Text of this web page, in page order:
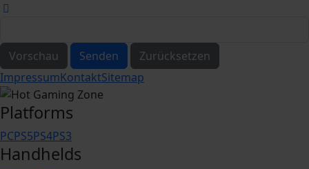
Vorschau Senden
Zurücksetzen
ImpressumKontaktSitemap
Platforms
PCPS5PS4PS3
Handhelds